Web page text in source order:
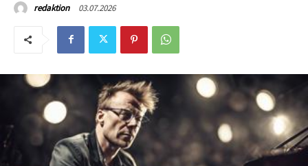
redaktion 03.07.2026